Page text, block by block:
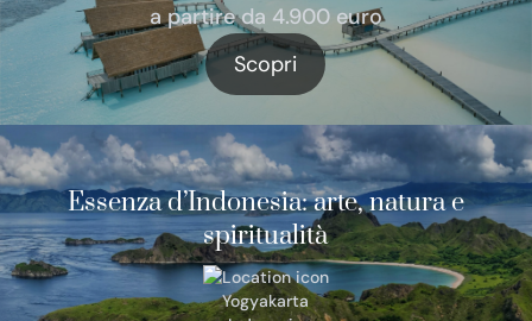
a partire da 4.900 euro
Scopri
Essenza d’Indonesia: arte, natura e
spiritualità
Yogyakarta